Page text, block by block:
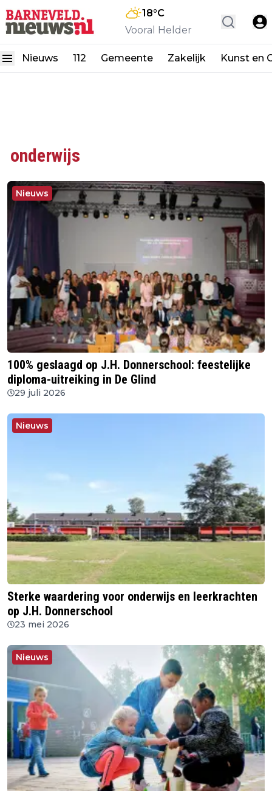
18°C
Vooral Helder
Nieuws 112 Gemeente Zakelijk Kunst en
onderwijs
Nieuws
100% geslaagd op J.H. Donnerschool: feestelijke
diploma-uitreiking in De Glind
29 juli 2026
Nieuws
Sterke waardering voor onderwijs en leerkrachten
op J.H. Donnerschool
23 mei 2026
Nieuws